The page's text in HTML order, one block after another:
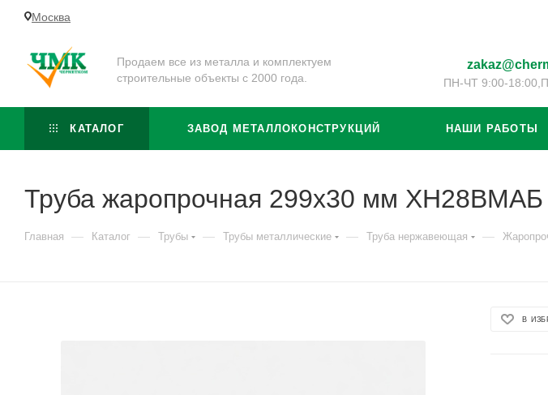
Москва
Продаем все из металла и комплектуем
строительные объекты с 2000 года.
ПН-ЧТ 9:00-18:00,
КАТАЛОГ ЗАВОД МЕТАЛЛОКОНСТРУКЦИЙ НАШИ РАБОТЫ
Труба жаропрочная 299х30 мм ХН28ВМАБ
Главная — Каталог — Трубы — Трубы металлические — Труба нержавеющая —
В